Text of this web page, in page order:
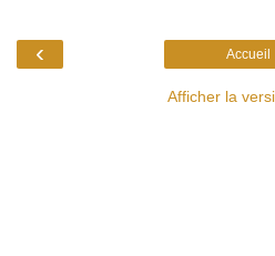
‹ Accueil
Afficher la